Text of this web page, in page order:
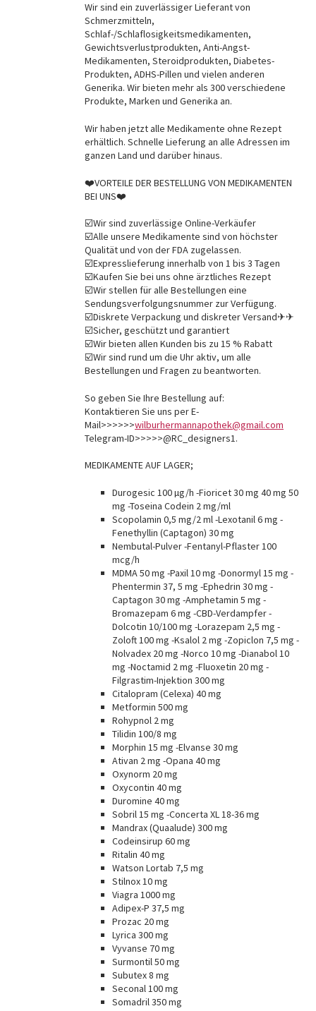
Wir sind ein zuverlässiger Lieferant von
Schmerzmitteln,
Schlaf-/Schlaflosigkeitsmedikamenten,
Gewichtsverlustprodukten, Anti-Angst-
Medikamenten, Steroidprodukten, Diabetes-
Produkten, ADHS-Pillen und vielen anderen
Generika. Wir bieten mehr als 300 verschiedene
Produkte, Marken und Generika an.
Wir haben jetzt alle Medikamente ohne Rezept
erhältlich. Schnelle Lieferung an alle Adressen im
ganzen Land und darüber hinaus.
❤️VORTEILE DER BESTELLUNG VON MEDIKAMENTEN
BEI UNS❤️
☑️Wir sind zuverlässige Online-Verkäufer
☑️Alle unsere Medikamente sind von höchster
Qualität und von der FDA zugelassen.
☑️Expresslieferung innerhalb von 1 bis 3 Tagen
☑️Kaufen Sie bei uns ohne ärztliches Rezept
☑️Wir stellen für alle Bestellungen eine
Sendungsverfolgungsnummer zur Verfügung.
☑️Diskrete Verpackung und diskreter Versand✈✈
☑️Sicher, geschützt und garantiert
☑️Wir bieten allen Kunden bis zu 15 % Rabatt
☑️Wir sind rund um die Uhr aktiv, um alle
Bestellungen und Fragen zu beantworten.
So geben Sie Ihre Bestellung auf:
Kontaktieren Sie uns per E-
Mail>>>>>>wilburhermannapothek@gmail.com
Telegram-ID>>>>>@RC_designers1.
MEDIKAMENTE AUF LAGER;
Durogesic 100 µg/h -Fioricet 30 mg 40 mg 50
mg -Toseina Codein 2 mg/ml
Scopolamin 0,5 mg/2 ml -Lexotanil 6 mg -
Fenethyllin (Captagon) 30 mg
Nembutal-Pulver -Fentanyl-Pflaster 100
mcg/h
MDMA 50 mg -Paxil 10 mg -Donormyl 15 mg -
Phentermin 37, 5 mg -Ephedrin 30 mg -
Captagon 30 mg -Amphetamin 5 mg -
Bromazepam 6 mg -CBD-Verdampfer -
Dolcotin 10/100 mg -Lorazepam 2,5 mg -
Zoloft 100 mg -Ksalol 2 mg -Zopiclon 7,5 mg -
Nolvadex 20 mg -Norco 10 mg -Dianabol 10
mg -Noctamid 2 mg -Fluoxetin 20 mg -
Filgrastim-Injektion 300 mg
Citalopram (Celexa) 40 mg
Metformin 500 mg
Rohypnol 2 mg
Tilidin 100/8 mg
Morphin 15 mg -Elvanse 30 mg
Ativan 2 mg -Opana 40 mg
Oxynorm 20 mg
Oxycontin 40 mg
Duromine 40 mg
Sobril 15 mg -Concerta XL 18-36 mg
Mandrax (Quaalude) 300 mg
Codeinsirup 60 mg
Ritalin 40 mg
Watson Lortab 7,5 mg
Stilnox 10 mg
Viagra 1000 mg
Adipex-P 37,5 mg
Prozac 20 mg
Lyrica 300 mg
Vyvanse 70 mg
Surmontil 50 mg
Subutex 8 mg
Seconal 100 mg
Somadril 350 mg